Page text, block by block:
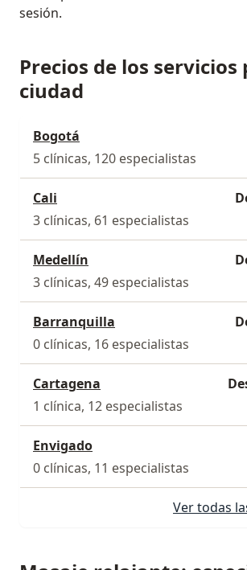
sesión.
Precios de los servicios
ciudad
Bogotá
5 clínicas, 120 especialistas
Cali
3 clínicas, 61 especialistas
Medellín
3 clínicas, 49 especialistas
Barranquilla
0 clínicas, 16 especialistas
Cartagena
1 clínica, 12 especialistas
Envigado
0 clínicas, 11 especialistas
Ver todas